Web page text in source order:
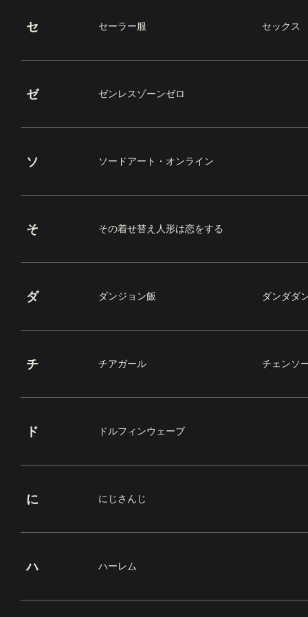
セ セーラー服 セックス
ゼ ゼンレスゾーンゼロ
ソ ソードアート・オンライン
そ その着せ替え人形は恋をする
ダ ダンジョン飯 ダンダダ
チ チアガール チェンソ
ド ドルフィンウェーブ
に にじさんじ
ハ ハーレム